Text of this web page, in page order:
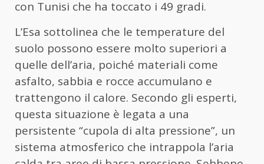
con Tunisi che ha toccato i 49 gradi.
L’Esa sottolinea che le temperature del
suolo possono essere molto superiori a
quelle dell’aria, poiché materiali come
asfalto, sabbia e rocce accumulano e
trattengono il calore. Secondo gli esperti,
questa situazione è legata a una
persistente “cupola di alta pressione”, un
sistema atmosferico che intrappola l’aria